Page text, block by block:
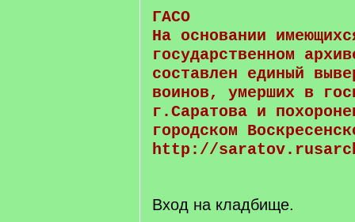
ГАСО
На основании
государственном
составлен единый
воинов, умерших в
г.Саратова и
городском
http://
Вход на кладбище.